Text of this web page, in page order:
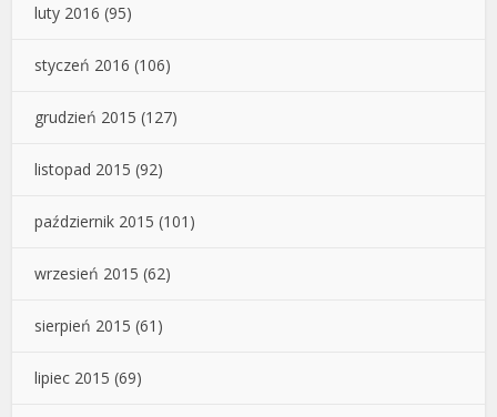
luty 2016 (95)
styczeń 2016 (106)
grudzień 2015 (127)
listopad 2015 (92)
październik 2015 (101)
wrzesień 2015 (62)
sierpień 2015 (61)
lipiec 2015 (69)